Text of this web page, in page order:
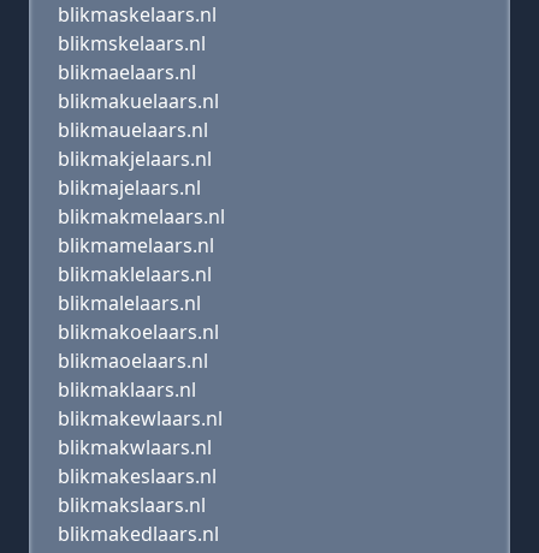
blikmaskelaars.nl
blikmskelaars.nl
blikmaelaars.nl
blikmakuelaars.nl
blikmauelaars.nl
blikmakjelaars.nl
blikmajelaars.nl
blikmakmelaars.nl
blikmamelaars.nl
blikmaklelaars.nl
blikmalelaars.nl
blikmakoelaars.nl
blikmaoelaars.nl
blikmaklaars.nl
blikmakewlaars.nl
blikmakwlaars.nl
blikmakeslaars.nl
blikmakslaars.nl
blikmakedlaars.nl